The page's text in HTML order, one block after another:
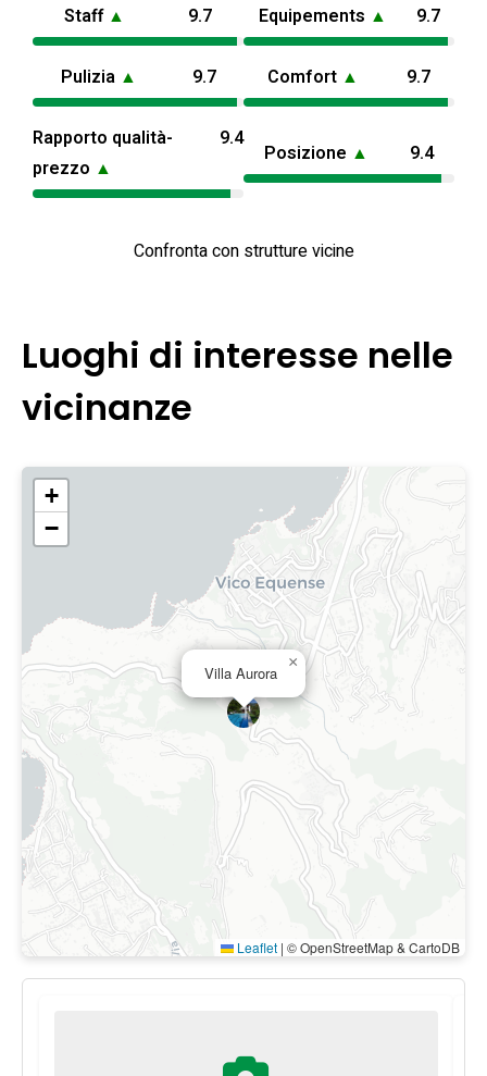
Staff ▲ 9.7 Equipements ▲ 9.7
Pulizia ▲ 9.7 Comfort ▲ 9.7
Rapporto qualità-
prezzo ▲
9.4
Posizione ▲ 9.4
Confronta con strutture vicine
Luoghi di interesse nelle
vicinanze
Villa Aurora
×
+
−
Leaflet | © OpenStreetMap & CartoDB